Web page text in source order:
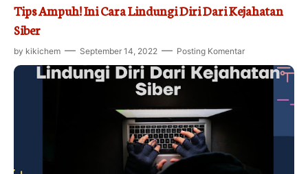
Tips Ampuh! Ini Cara Lindungi Diri Dari Kejahatan
Siber
by kikichem September 14, 2022 Posting Komentar